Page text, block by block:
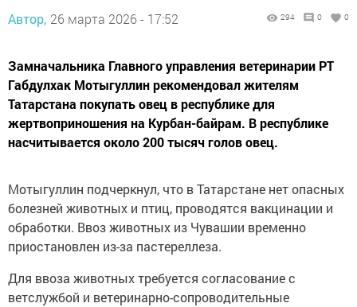
Автор, 26 марта 2026 - 17:52 294 0 0
Замначальника Главного управления ветеринарии РТ
Габдулхак Мотыгуллин рекомендовал жителям
Татарстана покупать овец в республике для
жертвоприношения на Курбан-байрам. В республике
насчитывается около 200 тысяч голов овец.
Мотыгуллин подчеркнул, что в Татарстане нет опасных
болезней животных и птиц, проводятся вакцинации и
обработки. Ввоз животных из Чувашии временно
приостановлен из-за пастереллеза.
Для ввоза животных требуется согласование с
ветслужбой и ветеринарно-сопроводительные